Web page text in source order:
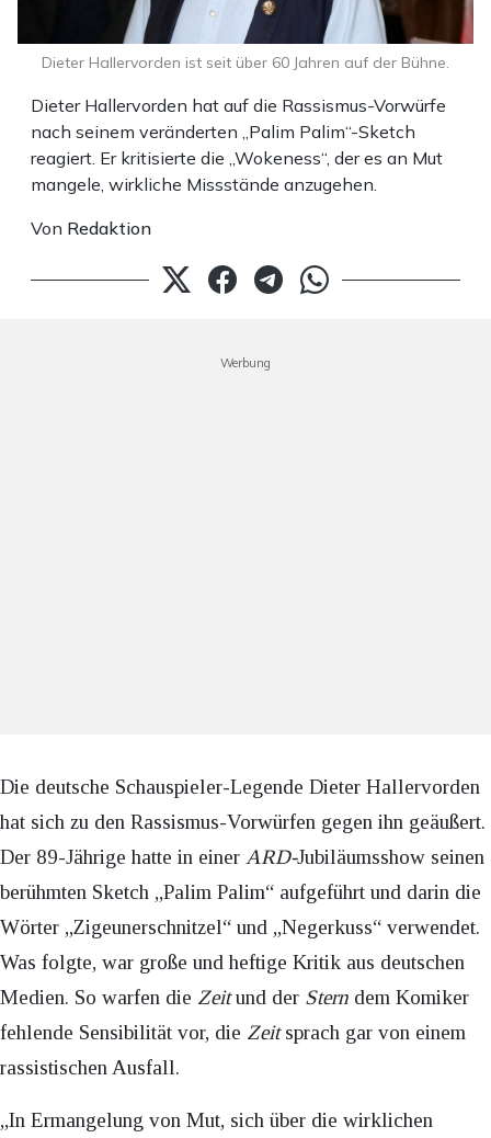
Dieter Hallervorden hat auf die Rassismus-Vorwürfe
nach seinem veränderten „Palim Palim“-Sketch
reagiert. Er kritisierte die „Wokeness“, der es an Mut
mangele, wirkliche Missstände anzugehen.
Von Redaktion
Dieter Hallervorden ist seit über 60 Jahren auf der Bühne.
Werbung
Die deutsche Schauspieler-Legende Dieter Hallervorden
hat sich zu den Rassismus-Vorwürfen gegen ihn geäußert.
Der 89-Jährige hatte in einer ARD-Jubiläumsshow seinen
berühmten Sketch „Palim Palim“ aufgeführt und darin die
Wörter „Zigeunerschnitzel“ und „Negerkuss“ verwendet.
Was folgte, war große und heftige Kritik aus deutschen
Medien. So warfen die Zeitund der Stern dem Komiker
fehlende Sensibilität vor, die Zeitsprach gar von einem
rassistischen Ausfall.
„In Ermangelung von Mut, sich über die wirklichen